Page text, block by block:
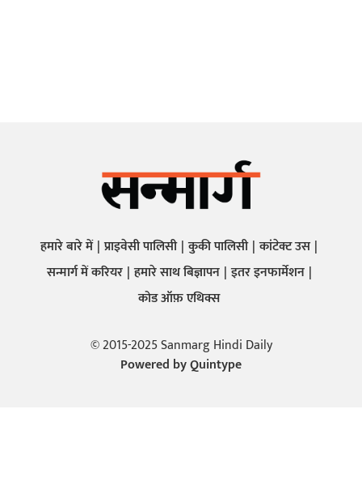
हमारे बारे में प्राइवेसी पालिसी कुकी पालिसी कांटेक्ट उस
सन्मार्ग में करियर हमारे साथ बिज्ञापन इतर इनफार्मेशन
कोड ऑफ़ एथिक्स
© 2015-2025 Sanmarg Hindi Daily
Powered byQuintype